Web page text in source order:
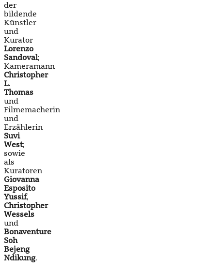
der
bildende
Künstler
und
Kurator
Lorenzo
Sandoval;
Kameramann
Christopher
L.
Thomas
und
Filmemacherin
und
Erzählerin
Suvi
West;
sowie
als
Kuratoren
Giovanna
Esposito
Yussif,
Christopher
Wessels
und
Bonaventure
Soh
Bejeng
Ndikung.